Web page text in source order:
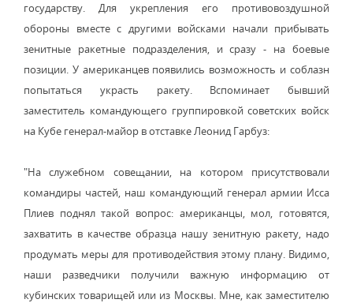
государству. Для укрепления его противовоздушной
обороны вместе с другими войсками начали прибывать
зенитные ракетные подразделения, и сразу - на боевые
позиции. У американцев появились возможность и соблазн
попытаться украсть ракету. Вспоминает бывший
заместитель командующего группировкой советских войск
на Кубе генерал-майор в отставке Леонид Гарбуз:
"На служебном совещании, на котором присутствовали
командиры частей, наш командующий генерал армии Исса
Плиев поднял такой вопрос: американцы, мол, готовятся,
захватить в качестве образца нашу зенитную ракету, надо
продумать меры для противодействия этому плану. Видимо,
наши разведчики получили важную информацию от
кубинских товарищей или из Москвы. Мне, как заместителю